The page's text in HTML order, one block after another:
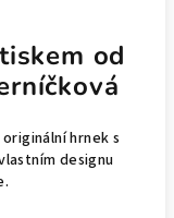
od
hrnek s
designu